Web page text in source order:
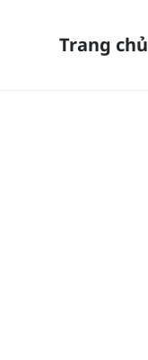
Trang chủ